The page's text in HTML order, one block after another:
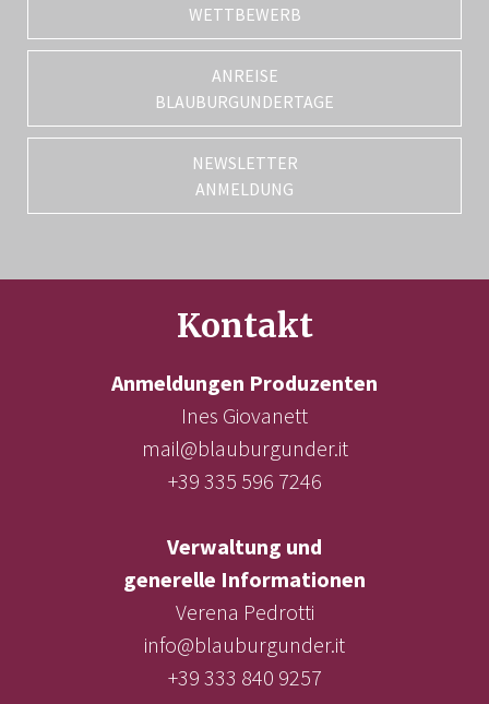
WETTBEWERB
ANREISE
BLAUBURGUNDERTAGE
NEWSLETTER
ANMELDUNG
Kontakt
Anmeldungen Produzenten
Ines Giovanett
mail@blauburgunder.it
+39 335 596 7246
Verwaltung und
generelle Informationen
Verena Pedrotti
info@blauburgunder.it
+39 333 840 9257